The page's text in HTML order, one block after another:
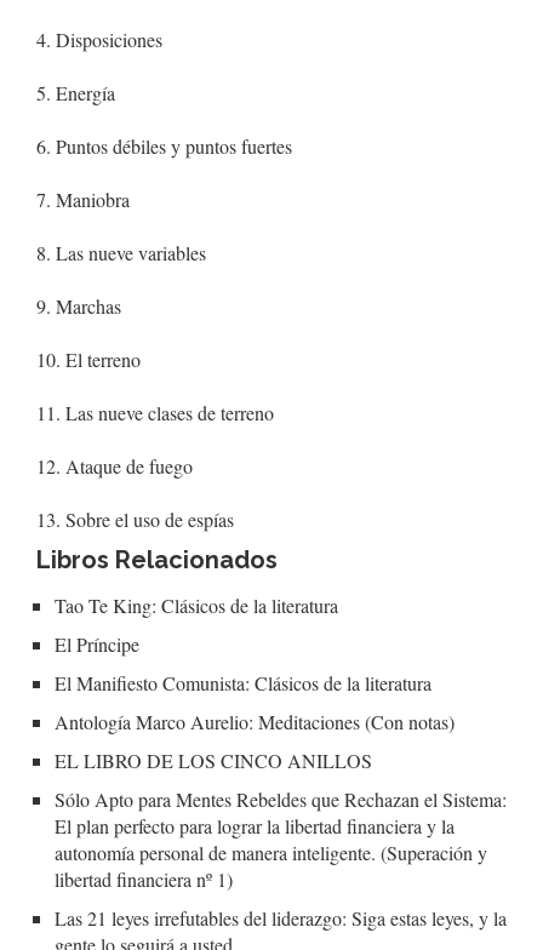
4. Disposiciones
5. Energía
6. Puntos débiles y puntos fuertes
7. Maniobra
8. Las nueve variables
9. Marchas
10. El terreno
11. Las nueve clases de terreno
12. Ataque de fuego
13. Sobre el uso de espías
Libros Relacionados
Tao Te King: Clásicos de la literatura
El Príncipe
El Manifiesto Comunista: Clásicos de la literatura
Antología Marco Aurelio: Meditaciones (Con notas)
EL LIBRO DE LOS CINCO ANILLOS
Sólo Apto para Mentes Rebeldes que Rechazan el Sistema:
El plan perfecto para lograr la libertad financiera y la
autonomía personal de manera inteligente. (Superación y
libertad financiera nº 1)
Las 21 leyes irrefutables del liderazgo: Siga estas leyes, y la
gente lo seguirá a usted